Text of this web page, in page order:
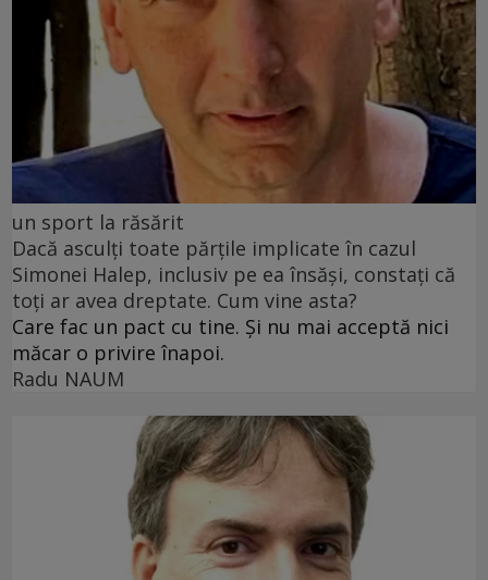
un sport la răsărit
Dacă asculți toate părțile implicate în cazul
Simonei Halep, inclusiv pe ea însăși, constați că
toți ar avea dreptate. Cum vine asta?
Care fac un pact cu tine. Și nu mai acceptă nici
măcar o privire înapoi.
Radu NAUM